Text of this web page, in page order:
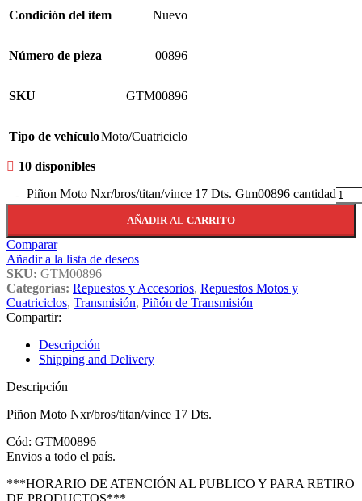
Condición del ítem Nuevo
Número de pieza 00896
SKU GTM00896
Tipo de vehículoMoto/Cuatriciclo
10 disponibles
Piñon Moto Nxr/bros/titan/vince 17 Dts. Gtm00896 cantidad
AÑADIR AL CARRITO
Comparar
Añadir a la lista de deseos
SKU: GTM00896
Categorías: Repuestos y Accesorios, Repuestos Motos y
Cuatriciclos, Transmisión, Piñón de Transmisión
Compartir:
Descripción
Shipping and Delivery
Descripción
Piñon Moto Nxr/bros/titan/vince 17 Dts.
Cód: GTM00896
Envios a todo el país.
***HORARIO DE ATENCIÓN AL PUBLICO Y PARA RETIRO